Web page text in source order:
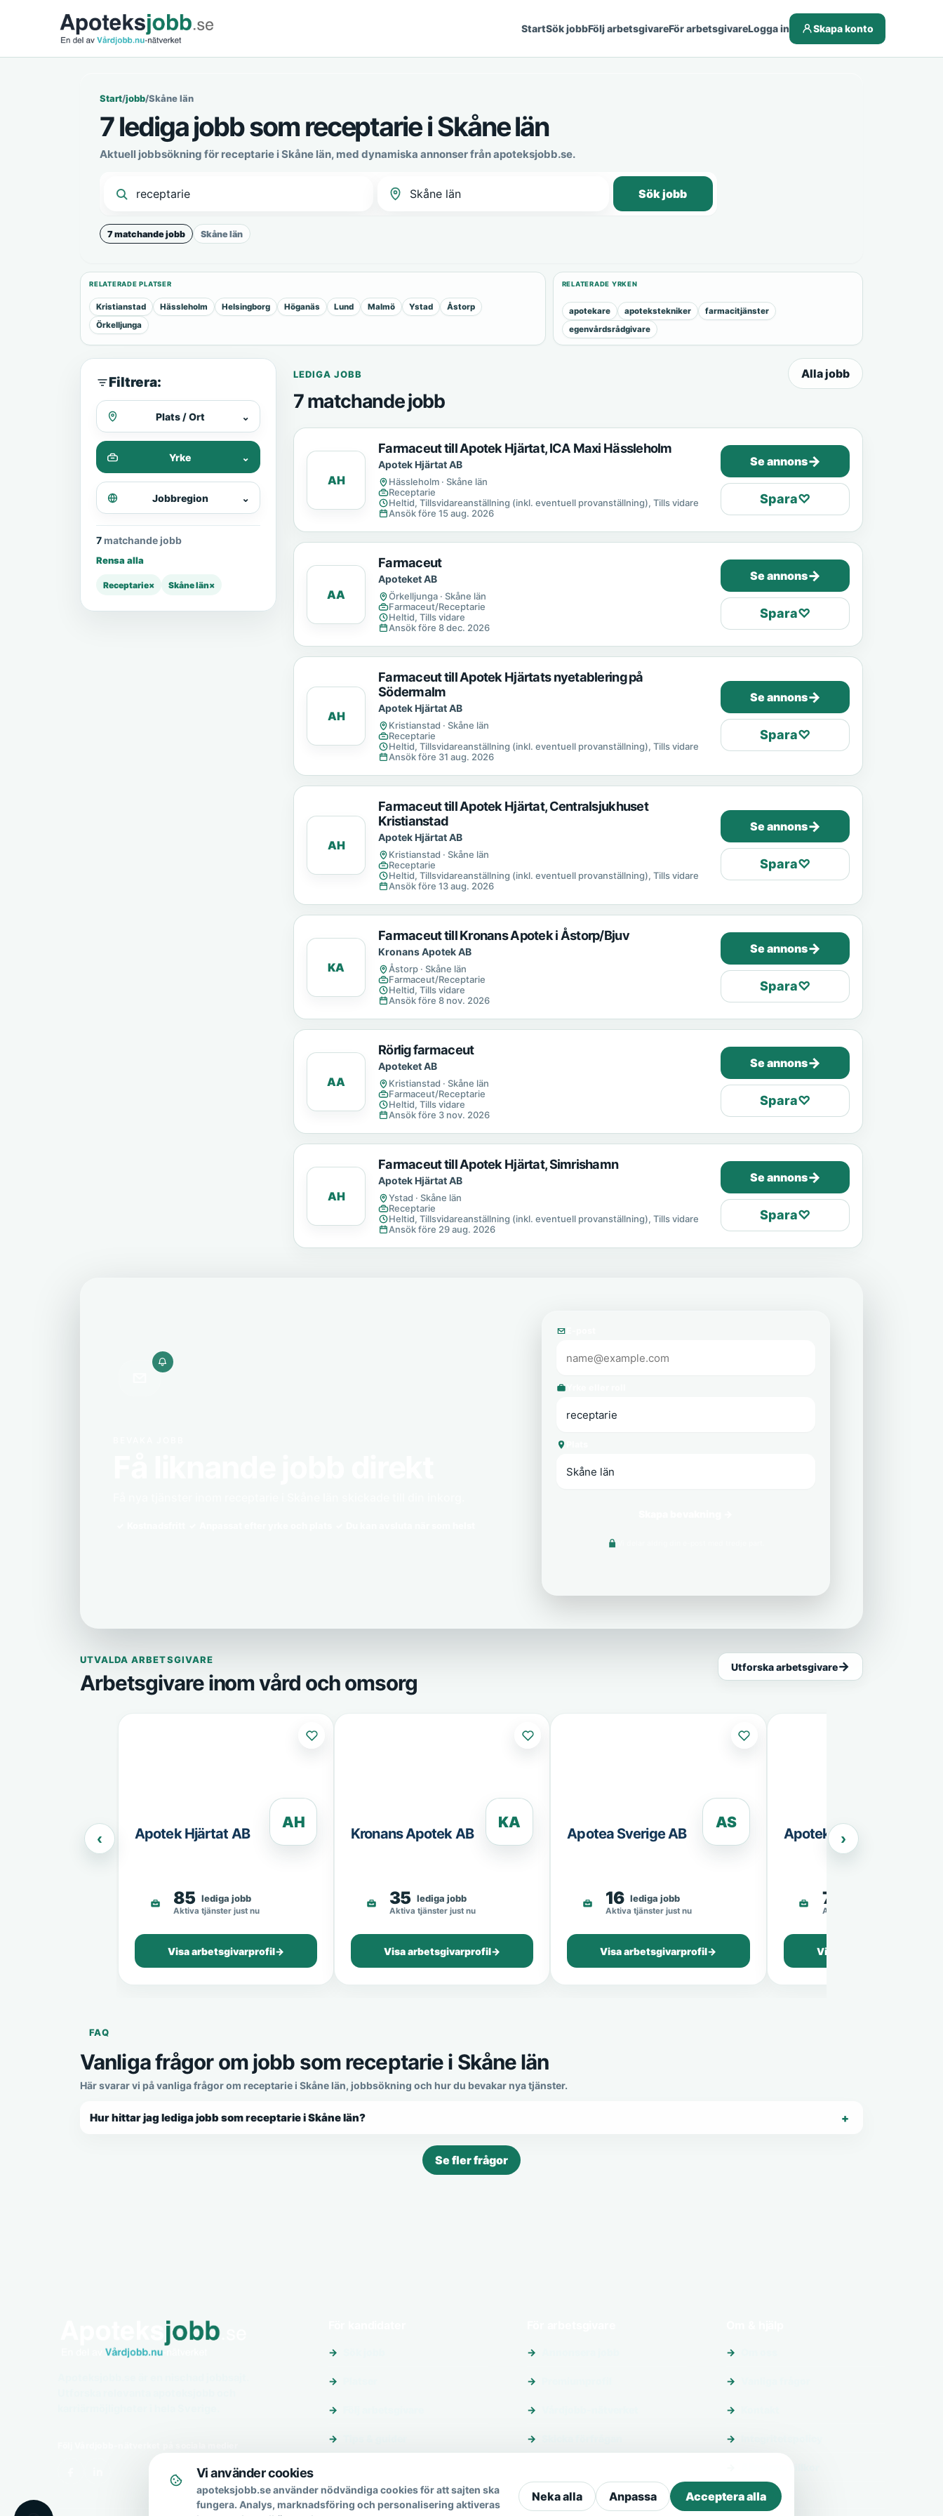
StartSök jobbFölj arbetsgivareFör arbetsgivareLogga in Skapa konto
Start/jobb/Skåne län
7 lediga jobb som receptarie i Skåne län
Aktuell jobbsökning för receptarie i Skåne län, med dynamiska annonser från apoteksjobb.se.
Sök jobb
7 matchande jobb Skåne län
RELATERADE PLATSER
Kristianstad Hässleholm Helsingborg Höganäs Lund Malmö Ystad
Åstorp
Örkelljunga
RELATERADE YRKEN
apotekare apotekstekniker
farmacitjänster
egenvårdsrådgivare
Filtrera:
Plats / Ort ⌄
Yrke ⌄
Jobbregion ⌄
7 matchande jobb
Rensa alla
Receptarie× Skåne län×
LEDIGA JOBB
7 matchande jobb
Alla jobb
AH
Farmaceut till Apotek Hjärtat, ICA Maxi Hässleholm
Apotek Hjärtat AB
Hässleholm · Skåne län
Receptarie
Heltid, Tillsvidareanställning (inkl. eventuell provanställning), Tills vidare
Ansök före 15 aug. 2026
Se annons→
Spara♡
AA
Farmaceut
Apoteket AB
Örkelljunga · Skåne län
Farmaceut/Receptarie
Heltid, Tills vidare
Ansök före 8 dec. 2026
Se annons→
Spara♡
AH
Farmaceut till Apotek Hjärtats nyetablering på
Södermalm
Apotek Hjärtat AB
Kristianstad · Skåne län
Receptarie
Heltid, Tillsvidareanställning (inkl. eventuell provanställning), Tills vidare
Ansök före 31 aug. 2026
Se annons→
Spara♡
AH
Farmaceut till Apotek Hjärtat, Centralsjukhuset
Kristianstad
Apotek Hjärtat AB
Kristianstad · Skåne län
Receptarie
Heltid, Tillsvidareanställning (inkl. eventuell provanställning), Tills vidare
Ansök före 13 aug. 2026
Se annons→
Spara♡
KA
Farmaceut till Kronans Apotek i Åstorp/Bjuv
Kronans Apotek AB
Åstorp · Skåne län
Farmaceut/Receptarie
Heltid, Tills vidare
Ansök före 8 nov. 2026
Se annons→
Spara♡
AA
Rörlig farmaceut
Apoteket AB
Kristianstad · Skåne län
Farmaceut/Receptarie
Heltid, Tills vidare
Ansök före 3 nov. 2026
Se annons→
Spara♡
AH
Farmaceut till Apotek Hjärtat, Simrishamn
Apotek Hjärtat AB
Ystad · Skåne län
Receptarie
Heltid, Tillsvidareanställning (inkl. eventuell provanställning), Tills vidare
Ansök före 29 aug. 2026
Se annons→
Spara♡
UTVALDA ARBETSGIVARE
Arbetsgivare inom vård och omsorg
Utforska arbetsgivare
‹ ›
Apotek Hjärtat AB
AH
85 lediga jobb
Aktiva tjänster just nu
Visa arbetsgivarprofil→
Kronans Apotek AB
KA
35 lediga jobb
Aktiva tjänster just nu
Visa arbetsgivarprofil→
Apotea Sverige AB
AS
16 lediga jobb
Aktiva tjänster just nu
Visa arbetsgivarprofil→
Apoteket AB
7
Aktiva tjänster just nu
Visa arbetsgivarprofil
FAQ
Vanliga frågor om jobb som receptarie i Skåne län
Här svarar vi på vanliga frågor om receptarie i Skåne län, jobbsökning och hur du bevakar nya tjänster.
Hur hittar jag lediga jobb som receptarie i Skåne län?
Se fler frågor
Vi använder cookies
apoteksjobb.se använder nödvändiga cookies för att sajten ska
fungera. Analys, marknadsföring och personalisering aktiveras
Neka alla Anpassa Acceptera alla